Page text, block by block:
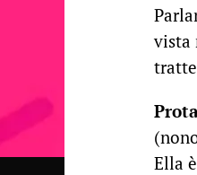
vista
Ella